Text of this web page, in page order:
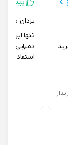
پیشنهاد
یزدان سرافراز:
تنها ایراد
دمپایی کمی
استفاده از بین